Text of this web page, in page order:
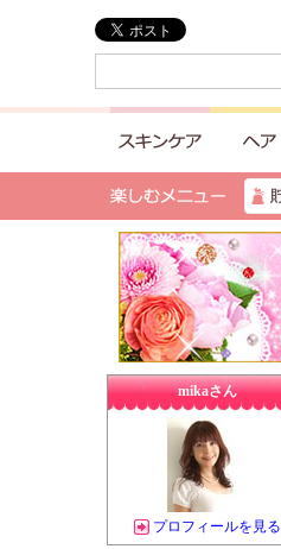
mikaさん
プロフィールを見る